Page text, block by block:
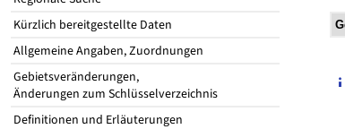
Kürzlich bereitgestellte Daten
Allgemeine Angaben, Zuordnungen
Gebietsveränderungen,
Änderungen zum Schlüsselverzeichnis
Definitionen und Erläuterungen